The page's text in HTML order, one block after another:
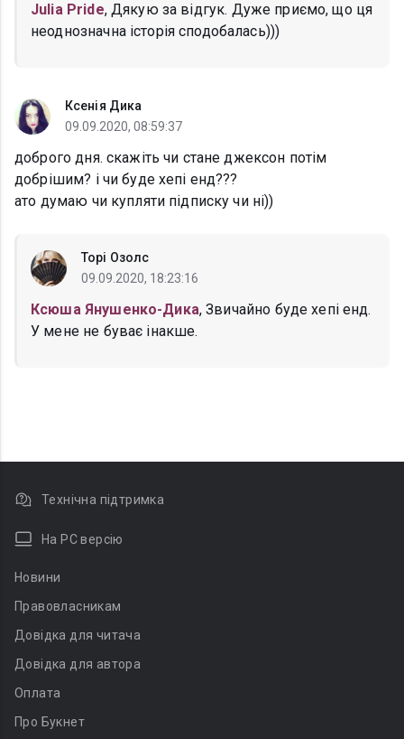
Julia Pride, Дякую за відгук. Дуже приємо, що ця
неоднозначна історія сподобалась)))
Ксенія Дика
09.09.2020, 08:59:37
доброго дня. скажіть чи стане джексон потім
добрішим? і чи буде хепі енд???
ато думаю чи купляти підписку чи ні))
Торі Озолс
09.09.2020, 18:23:16
Ксюша Янушенко-Дика, Звичайно буде хепі енд.
У мене не буває інакше.
Технічна підтримка
На PC версію
Новини
Правовласникам
Довідка для читача
Довідка для автора
Оплата
Про Букнет